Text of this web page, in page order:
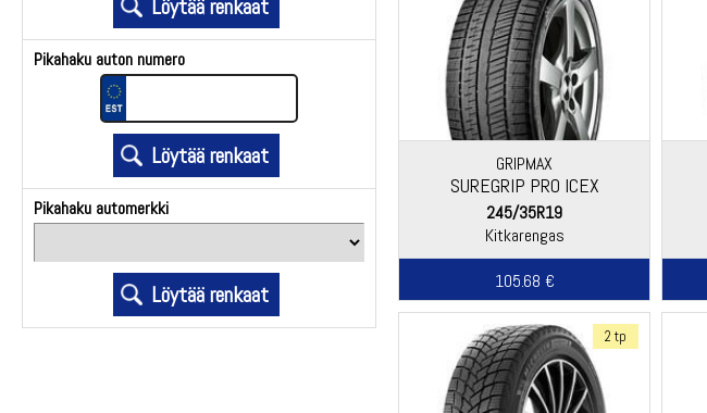
Pikahaku auton numero
Pikahaku automerkki
GRIPMAX
SUREGRIP PRO ICEX
245/35R19
Kitkarengas
105.68 €
2 tp